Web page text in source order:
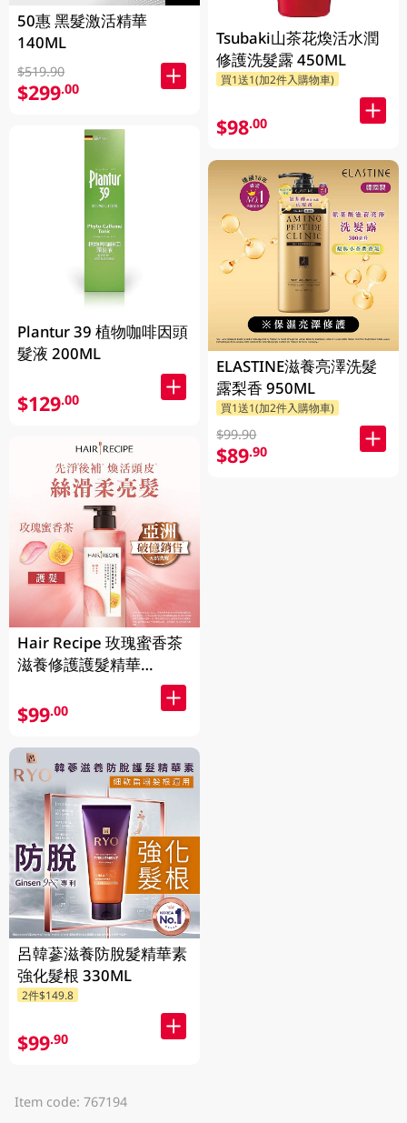
50惠 黑髮激活精華
140ML
$519.90
$299.00
Plantur 39 植物咖啡因頭
髮液 200ML
$129.00
Hair Recipe 玫瑰蜜香茶
滋養修護護髮精華
$99.00
呂韓蔘滋養防脫髮精華素
強化髮根 330ML
2件$149.8
$99.90
Tsubaki山茶花煥活水潤
修護洗髮露 450ML
買1送1(加2件入購物車)
$98.00
ELASTINE滋養亮澤洗髮
露梨香 950ML
買1送1(加2件入購物車)
$99.90
$89.90
Item code: 767194